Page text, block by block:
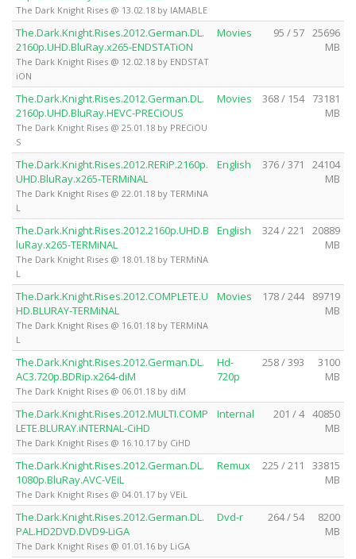
The Dark Knight Rises @ 13.02.18 by IAMABLE
The.Dark.Knight.Rises.2012.German.DL.
2160p.UHD.BluRay.x265-ENDSTATiON
The Dark Knight Rises @ 12.02.18 by ENDSTAT
iON
Movies 95 / 57 25696
MB
The.Dark.Knight.Rises.2012.German.DL.
2160p.UHD.BluRay.HEVC-PRECiOUS
The Dark Knight Rises @ 25.01.18 by PRECiOU
S
Movies 368 / 154
73181
MB
The.Dark.Knight.Rises.2012.RERiP.2160p.
UHD.BluRay.x265-TERMiNAL
The Dark Knight Rises @ 22.01.18 by TERMiNA
L
English 376 / 371
24104
MB
The.Dark.Knight.Rises.2012.2160p.UHD.B
luRay.x265-TERMiNAL
The Dark Knight Rises @ 18.01.18 by TERMiNA
L
English 324 / 221
20889
MB
The.Dark.Knight.Rises.2012.COMPLETE.U
HD.BLURAY-TERMiNAL
The Dark Knight Rises @ 16.01.18 by TERMiNA
L
Movies 178 / 244
89719
MB
The.Dark.Knight.Rises.2012.German.DL.
AC3.720p.BDRip.x264-diM
The Dark Knight Rises @ 06.01.18 by diM
Hd-
720p
258 / 393
3100
MB
The.Dark.Knight.Rises.2012.MULTI.COMP
LETE.BLURAY.iNTERNAL-CiHD
The Dark Knight Rises @ 16.10.17 by CiHD
Internal 201 / 4 40850
MB
The.Dark.Knight.Rises.2012.German.DL.
1080p.BluRay.AVC-VEiL
The Dark Knight Rises @ 04.01.17 by VEiL
Remux 225 / 211
33815
MB
The.Dark.Knight.Rises.2012.German.DL.
PAL.HD2DVD.DVD9-LiGA
The Dark Knight Rises @ 01.01.16 by LiGA
Dvd-r 264 / 54
8200
MB